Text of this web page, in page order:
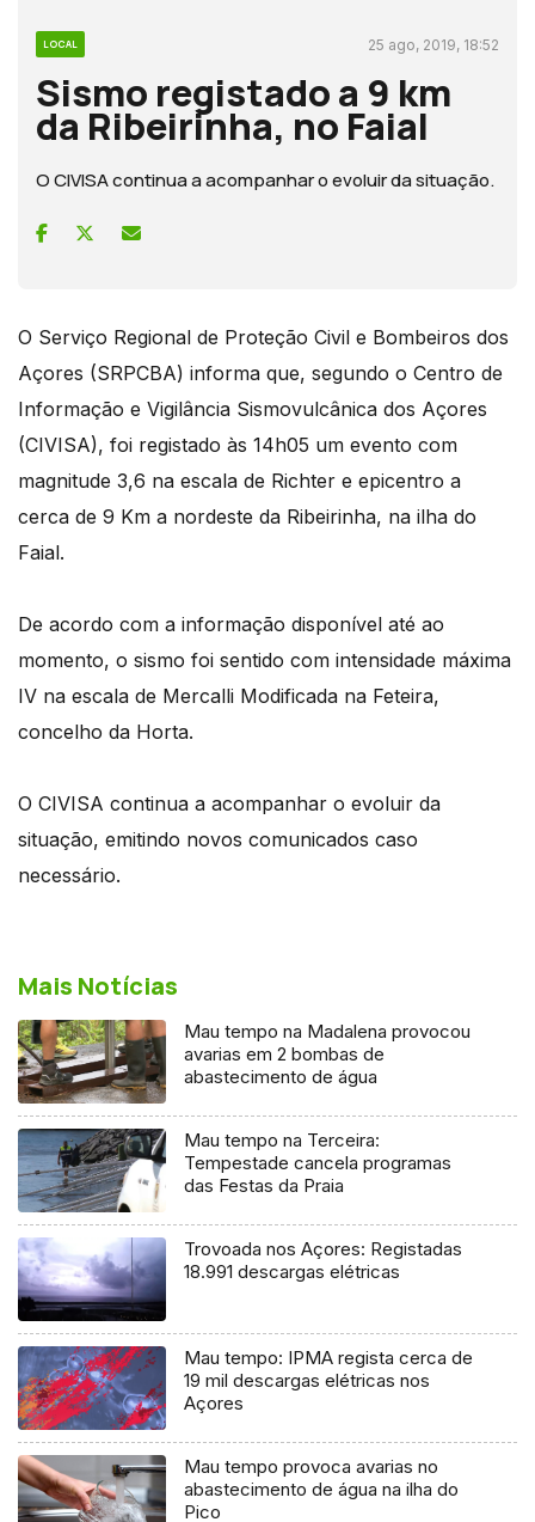
LOCAL 25 ago, 2019, 18:52
Sismo registado a 9 km
da Ribeirinha, no Faial
O CIVISA continua a acompanhar o evoluir da situação.
O Serviço Regional de Proteção Civil e Bombeiros dos
Açores (SRPCBA) informa que, segundo o Centro de
Informação e Vigilância Sismovulcânica dos Açores
(CIVISA), foi registado às 14h05 um evento com
magnitude 3,6 na escala de Richter e epicentro a
cerca de 9 Km a nordeste da Ribeirinha, na ilha do
Faial.
De acordo com a informação disponível até ao
momento, o sismo foi sentido com intensidade máxima
IV na escala de Mercalli Modificada na Feteira,
concelho da Horta.
O CIVISA continua a acompanhar o evoluir da
situação, emitindo novos comunicados caso
necessário.
Mais Notícias
Mau tempo na Madalena provocou
avarias em 2 bombas de
abastecimento de água
Mau tempo na Terceira:
Tempestade cancela programas
das Festas da Praia
Trovoada nos Açores: Registadas
18.991 descargas elétricas
Mau tempo: IPMA regista cerca de
19 mil descargas elétricas nos
Açores
Mau tempo provoca avarias no
abastecimento de água na ilha do
Pico